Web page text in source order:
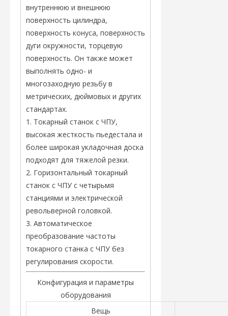
внутреннюю и внешнюю
поверхность цилиндра,
поверхность конуса, поверхность
дуги окружности, торцевую
поверхность. Он также может
выполнять одно- и
многозаходную резьбу в
метрических, дюймовых и других
стандартах.
1. Токарный станок с ЧПУ,
высокая жесткость пьедестала и
более широкая укладочная доска
подходят для тяжелой резки.
2. Горизонтальный токарный
станок с ЧПУ с четырьмя
станциями и электрической
револьверной головкой.
3. Автоматическое
преобразование частоты
токарного станка с ЧПУ без
регулирования скорости.
Конфигурация и параметры
оборудования
Вещь